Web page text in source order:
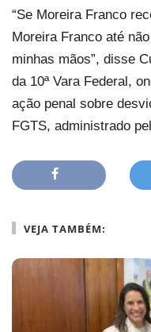
“Se Moreira Franco
Moreira Franco até
minhas mãos”, disse
da 10ª Vara Federal,
ação penal sobre
FGTS, administrado
VEJA TAMBÉM: